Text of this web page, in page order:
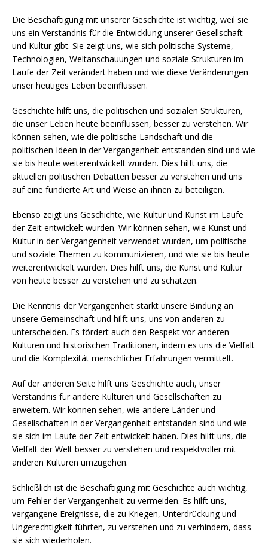
Die Beschäftigung mit unserer Geschichte ist wichtig, weil sie
uns ein Verständnis für die Entwicklung unserer Gesellschaft
und Kultur gibt. Sie zeigt uns, wie sich politische Systeme,
Technologien, Weltanschauungen und soziale Strukturen im
Laufe der Zeit verändert haben und wie diese Veränderungen
unser heutiges Leben beeinflussen.
Geschichte hilft uns, die politischen und sozialen Strukturen,
die unser Leben heute beeinflussen, besser zu verstehen. Wir
können sehen, wie die politische Landschaft und die
politischen Ideen in der Vergangenheit entstanden sind und wie
sie bis heute weiterentwickelt wurden. Dies hilft uns, die
aktuellen politischen Debatten besser zu verstehen und uns
auf eine fundierte Art und Weise an ihnen zu beteiligen.
Ebenso zeigt uns Geschichte, wie Kultur und Kunst im Laufe
der Zeit entwickelt wurden. Wir können sehen, wie Kunst und
Kultur in der Vergangenheit verwendet wurden, um politische
und soziale Themen zu kommunizieren, und wie sie bis heute
weiterentwickelt wurden. Dies hilft uns, die Kunst und Kultur
von heute besser zu verstehen und zu schätzen.
Die Kenntnis der Vergangenheit stärkt unsere Bindung an
unsere Gemeinschaft und hilft uns, uns von anderen zu
unterscheiden. Es fördert auch den Respekt vor anderen
Kulturen und historischen Traditionen, indem es uns die Vielfalt
und die Komplexität menschlicher Erfahrungen vermittelt.
Auf der anderen Seite hilft uns Geschichte auch, unser
Verständnis für andere Kulturen und Gesellschaften zu
erweitern. Wir können sehen, wie andere Länder und
Gesellschaften in der Vergangenheit entstanden sind und wie
sie sich im Laufe der Zeit entwickelt haben. Dies hilft uns, die
Vielfalt der Welt besser zu verstehen und respektvoller mit
anderen Kulturen umzugehen.
Schließlich ist die Beschäftigung mit Geschichte auch wichtig,
um Fehler der Vergangenheit zu vermeiden. Es hilft uns,
vergangene Ereignisse, die zu Kriegen, Unterdrückung und
Ungerechtigkeit führten, zu verstehen und zu verhindern, dass
sie sich wiederholen.